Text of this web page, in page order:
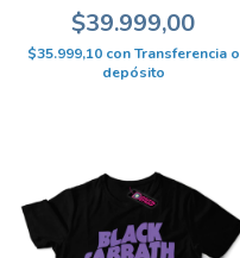
$39.999,00
$35.999,10 con Transferencia o
depósito